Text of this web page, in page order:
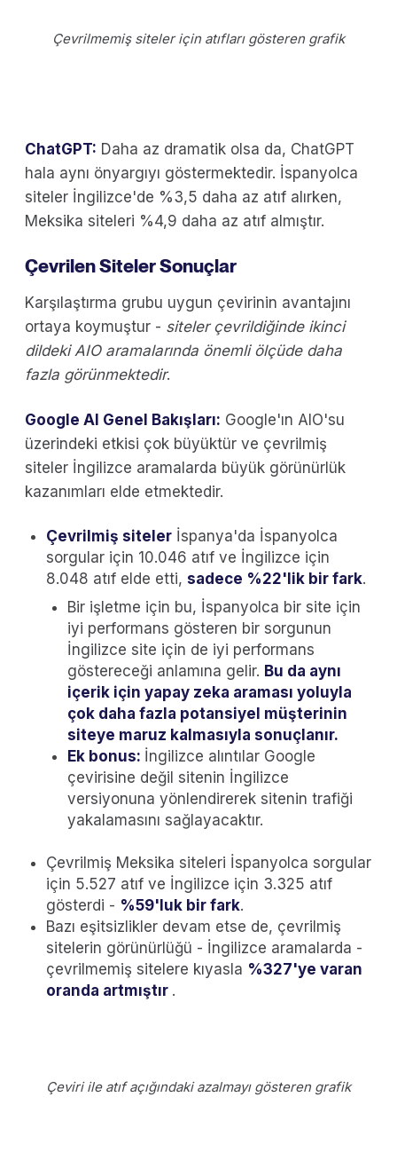
Çevrilmemiş siteler için atıfları gösteren grafik
ChatGPT: Daha az dramatik olsa da, ChatGPT
hala aynı önyargıyı göstermektedir. İspanyolca
siteler İngilizce'de %3,5 daha az atıf alırken,
Meksika siteleri %4,9 daha az atıf almıştır.
Çevrilen Siteler Sonuçlar
Karşılaştırma grubu uygun çevirinin avantajını
ortaya koymuştur - siteler çevrildiğinde ikinci
dildeki AIO aramalarında önemli ölçüde daha
fazla görünmektedir.
Google AI Genel Bakışları: Google'ın AIO'su
üzerindeki etkisi çok büyüktür ve çevrilmiş
siteler İngilizce aramalarda büyük görünürlük
kazanımları elde etmektedir.
Çevrilmiş siteler İspanya'da İspanyolca
sorgular için 10.046 atıf ve İngilizce için
8.048 atıf elde etti, sadece %22'lik bir fark.
Bir işletme için bu, İspanyolca bir site için
iyi performans gösteren bir sorgunun
İngilizce site için de iyi performans
göstereceği anlamına gelir. Bu da aynı
içerik için yapay zeka araması yoluyla
çok daha fazla potansiyel müşterinin
siteye maruz kalmasıyla sonuçlanır.
Ek bonus: İngilizce alıntılar Google
çevirisine değil sitenin İngilizce
versiyonuna yönlendirerek sitenin trafiği
yakalamasını sağlayacaktır.
Çevrilmiş Meksika siteleri İspanyolca sorgular
için 5.527 atıf ve İngilizce için 3.325 atıf
gösterdi - %59'luk bir fark.
Bazı eşitsizlikler devam etse de, çevrilmiş
sitelerin görünürlüğü - İngilizce aramalarda -
çevrilmemiş sitelere kıyasla %327'ye varan
oranda artmıştır .
Çeviri ile atıf açığındaki azalmayı gösteren grafik